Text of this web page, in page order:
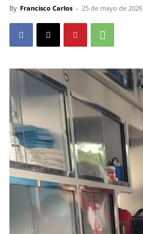
By Francisco Carlos - 25 de mayo de 2026